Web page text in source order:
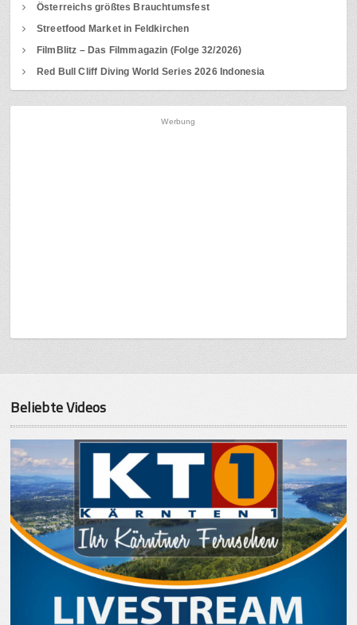
Österreichs größtes Brauchtumsfest
Streetfood Market in Feldkirchen
FilmBlitz – Das Filmmagazin (Folge 32/2026)
Red Bull Cliff Diving World Series 2026 Indonesia
Werbung
Beliebte Videos